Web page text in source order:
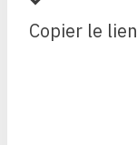
Copier le lien